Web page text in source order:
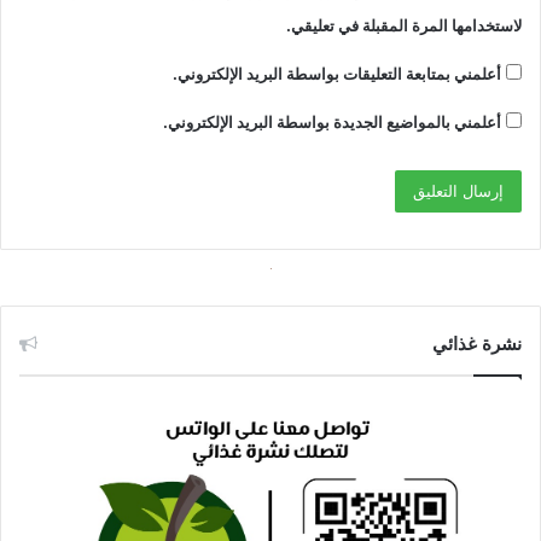
لاستخدامها المرة المقبلة في تعليقي.
أعلمني بمتابعة التعليقات بواسطة البريد الإلكتروني.
أعلمني بالمواضيع الجديدة بواسطة البريد الإلكتروني.
نشرة غذائي